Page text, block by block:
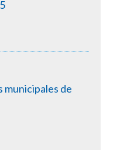
municipales de